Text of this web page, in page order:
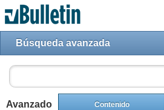
Búsqueda avanzada
Avanzado Contenido